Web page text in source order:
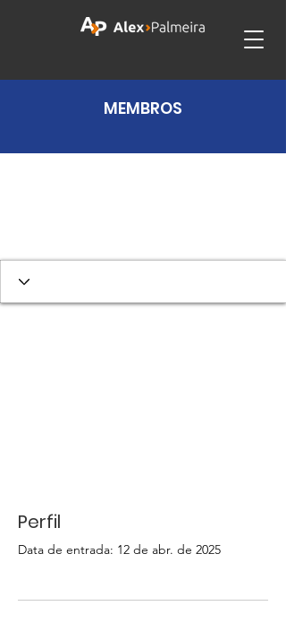
MEMBROS
Perfil
Data de entrada: 12 de abr. de 2025